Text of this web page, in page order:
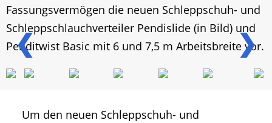
❮ ❯
Fassungsvermögen die neuen Schleppschuh- und
Schleppschlauchverteiler Pendislide (in Bild) und
Penditwist Basic mit 6 und 7,5 m Arbeitsbreite vor.
Um den neuen Schleppschuh- und